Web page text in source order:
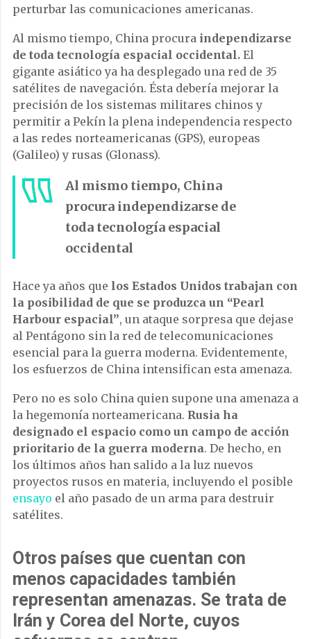
perturbar las comunicaciones americanas.
Al mismo tiempo, China procura independizarse
de toda tecnología espacial occidental. El
gigante asiático ya ha desplegado una red de 35
satélites de navegación. Ésta debería mejorar la
precisión de los sistemas militares chinos y
permitir a Pekín la plena independencia respecto
a las redes norteamericanas (GPS), europeas
(Galileo) y rusas (Glonass).
Al mismo tiempo, China
procura independizarse de
toda tecnología espacial
occidental
Hace ya años que los Estados Unidos trabajan con
la posibilidad de que se produzca un “Pearl
Harbour espacial”, un ataque sorpresa que dejase
al Pentágono sin la red de telecomunicaciones
esencial para la guerra moderna. Evidentemente,
los esfuerzos de China intensifican esta amenaza.
Pero no es solo China quien supone una amenaza a
la hegemonía norteamericana. Rusia ha
designado el espacio como un campo de acción
prioritario de la guerra moderna. De hecho, en
los últimos años han salido a la luz nuevos
proyectos rusos en materia, incluyendo el posible
ensayo el año pasado de un arma para destruir
satélites.
Otros países que cuentan con
menos capacidades también
representan amenazas. Se trata de
Irán y Corea del Norte, cuyos